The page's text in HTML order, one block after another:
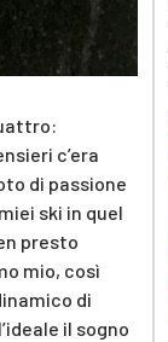
c’era
di passione
ski in quel
presto
mio, così
di
il sogno